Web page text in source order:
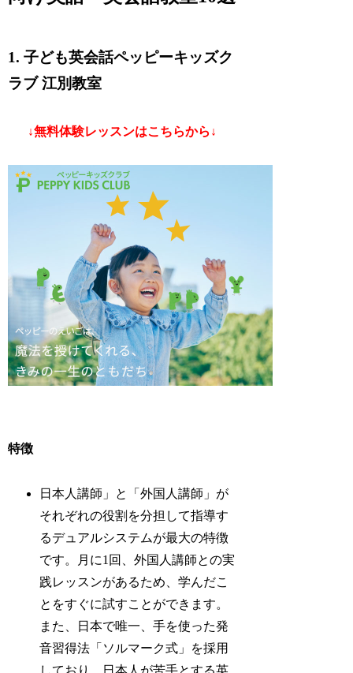
1. 子ども英会話ペッピーキッズク
ラブ 江別教室
↓無料体験レッスンはこちらから↓
特徴
日本人講師」と「外国人講師」が
それぞれの役割を分担して指導す
るデュアルシステムが最大の特徴
です。月に1回、外国人講師との実
践レッスンがあるため、学んだこ
とをすぐに試すことができます。
また、日本で唯一、手を使った発
音習得法「ソルマーク式」を採用
しており、日本人が苦手とする英